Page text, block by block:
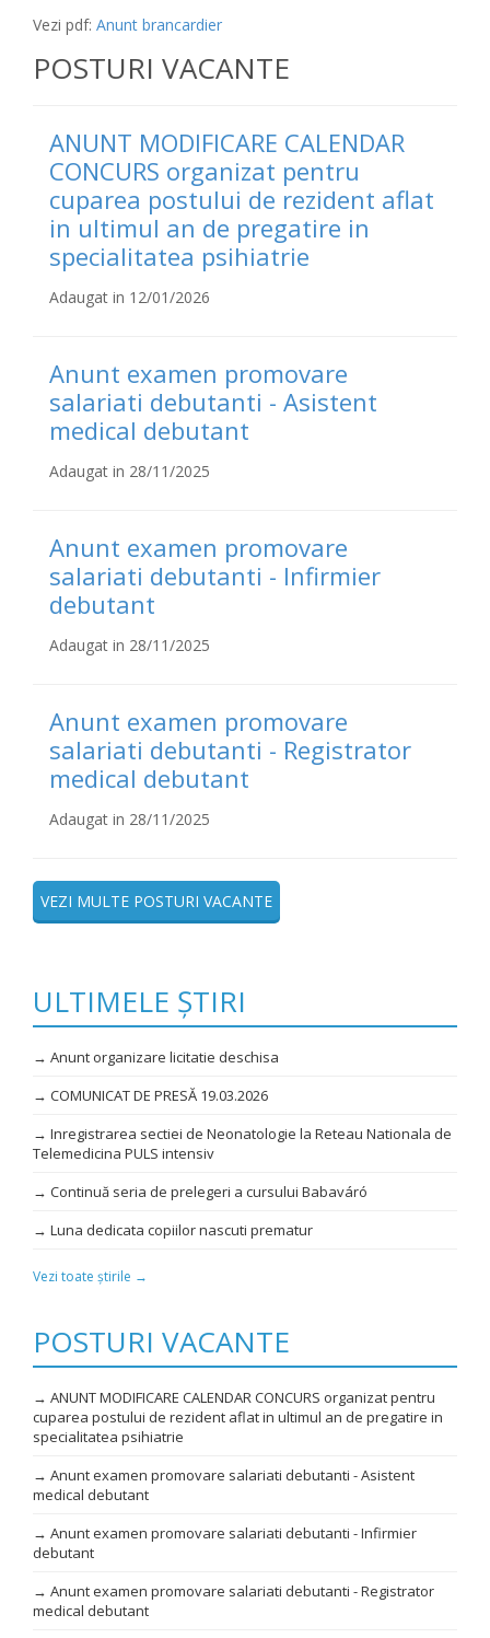
Vezi pdf: Anunt brancardier
POSTURI VACANTE
ANUNT MODIFICARE CALENDAR
CONCURS organizat pentru
cuparea postului de rezident aflat
in ultimul an de pregatire in
specialitatea psihiatrie
Adaugat in 12/01/2026
Anunt examen promovare
salariati debutanti - Asistent
medical debutant
Adaugat in 28/11/2025
Anunt examen promovare
salariati debutanti - Infirmier
debutant
Adaugat in 28/11/2025
Anunt examen promovare
salariati debutanti - Registrator
medical debutant
Adaugat in 28/11/2025
VEZI MULTE POSTURI VACANTE
ULTIMELE ȘTIRI
→ Anunt organizare licitatie deschisa
→ COMUNICAT DE PRESĂ 19.03.2026
→ Inregistrarea sectiei de Neonatologie la Reteau Nationala de
Telemedicina PULS intensiv
→ Continuă seria de prelegeri a cursului Babaváró
→ Luna dedicata copiilor nascuti prematur
Vezi toate știrile →
POSTURI VACANTE
→ ANUNT MODIFICARE CALENDAR CONCURS organizat pentru
cuparea postului de rezident aflat in ultimul an de pregatire in
specialitatea psihiatrie
→ Anunt examen promovare salariati debutanti - Asistent
medical debutant
→ Anunt examen promovare salariati debutanti - Infirmier
debutant
→ Anunt examen promovare salariati debutanti - Registrator
medical debutant